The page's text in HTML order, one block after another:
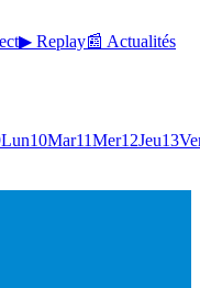
▶ Replay📰 Actualités
Lun10Mar11Mer12Jeu13